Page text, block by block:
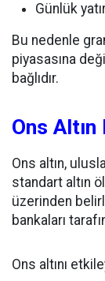
Günlük
Bu nedenle
piyasasına
bağlıdır.
Ons Altın
Ons altın,
standart altın
üzerinden
bankaları
Ons altını